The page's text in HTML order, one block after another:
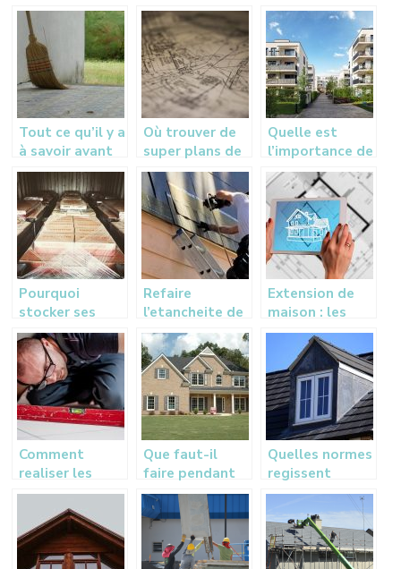
Tout ce qu’il y a
à savoir avant
les travaux
d’aménagement
Où trouver de
super plans de
maison
adaptés à
votre terrain ?
Quelle est
l’importance de
l’architecture
dans une
construction ?
Pourquoi
stocker ses
meubles dans
un box de
stockage
pendant des
travaux à votre
domicile ?
Refaire
l’etancheite de
sa toiture: nos
conseils
Extension de
maison : les
etapes a
respecter
Comment
realiser les
travaux
d’isolation de
votre sol ?
Que faut-il
faire pendant
les
renovations?
Quelles normes
regissent
l’installation
d’une fenetre
de toit ?